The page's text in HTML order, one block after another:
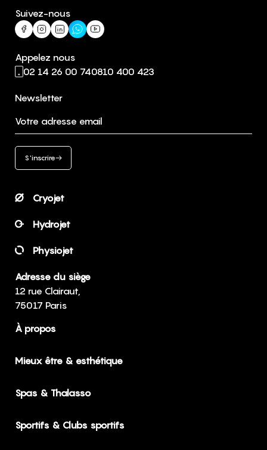
Cryojet
Hydrojet
Physiojet
Adresse du siège
12 rue Clairaut,
75017 Paris
À propos
Mieux être & esthétique
Spas & Thalasso
Sportifs & Clubs sportifs
Suivez-nous
Appelez nous
02 14 26 00 740810 400 423
Newsletter
Votre adresse email
S'inscrire